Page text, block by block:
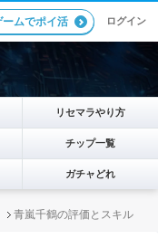
ームでポイ活 ログイン
リセマラやり方
チップ一覧
ガチャどれ
青嵐千鶴の評価とスキル